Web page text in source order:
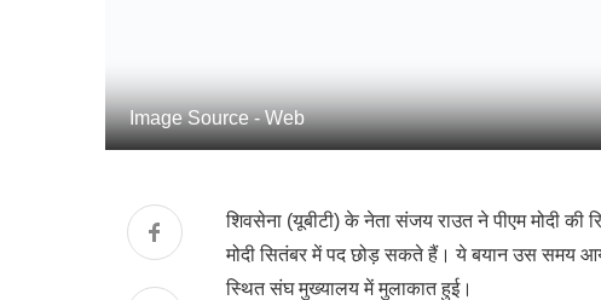
Image Source - Web
शिवसेना (यूबीटी) के नेता संजय राउत ने पीएम मोदी की
मोदी सितंबर में पद छोड़ सकते हैं। ये बयान उस समय
स्थित संघ मुख्यालय में मुलाकात हुई।